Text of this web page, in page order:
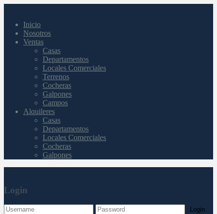
Inicio
Nosotros
Ventas
Casas
Departamentos
Locales Comerciales
Terrenos
Cocheras
Galpones
Campos
Alquileres
Casas
Departamentos
Locales Comerciales
Cocheras
Galpones
Login
Login